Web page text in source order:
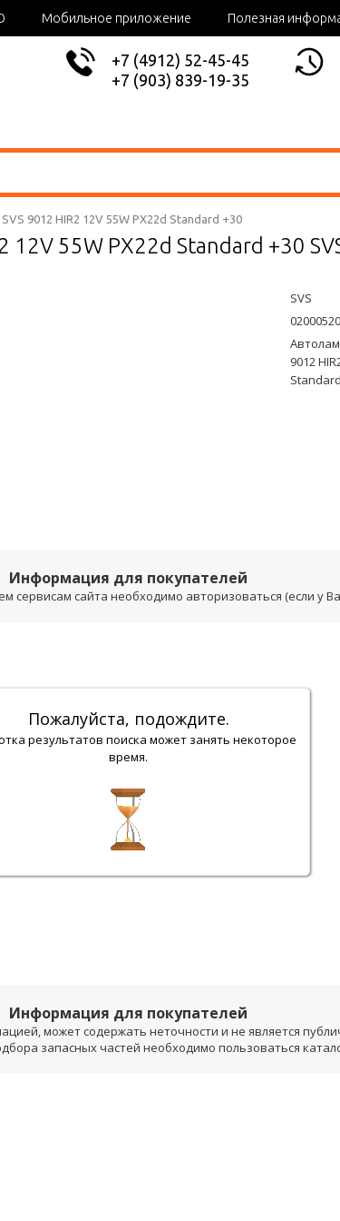
Мобильное приложение Полезная
+7 (4912) 52-45-45
+7 (903) 839-19-35
9012 HIR2 12V 55W PX22d Standard +30
12V 55W PX22d Standard +30
SVS
9012
Информация для покупателей
сервисам сайта необходимо авторизоваться (если у
Пожалуйста, подождите.
результатов поиска может занять некоторое
время.
Информация для покупателей
может содержать неточности и не является
запасных частей необходимо пользоваться